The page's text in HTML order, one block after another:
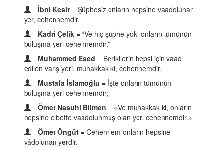
İbni Kesir = Şüphesiz onların hepsine vaadolunan
yer, cehennemdir.
Kadri Çelik = “Ve hiç şüphe yok, onların tümünün
buluşma yeri cehennemdir.”
Muhammed Esed = Berikilerin hepsi için vaad
edilen varış yeri, muhakkak ki, cehennemdir,
Mustafa İslamoğlu = İşte onların tümünün
buluşma yeri cehennemdir;
Ömer Nasuhi Bilmen = «Ve muhakkak ki, onların
hepsine elbette vaadolunmuş olan yer, cehennemdir.»
Ömer Öngüt = Cehennem onların hepsine
vâdolunan yerdir.